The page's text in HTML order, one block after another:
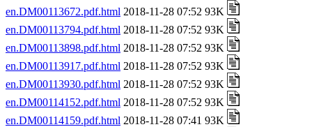
en.DM00113672.pdf.html 2018-11-28 07:52 93K
en.DM00113794.pdf.html 2018-11-28 07:52 93K
en.DM00113898.pdf.html 2018-11-28 07:52 93K
en.DM00113917.pdf.html 2018-11-28 07:52 93K
en.DM00113930.pdf.html 2018-11-28 07:52 93K
en.DM00114152.pdf.html 2018-11-28 07:52 93K
en.DM00114159.pdf.html 2018-11-28 07:41 93K